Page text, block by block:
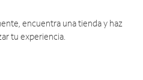
encuentra una tienda y haz
tu experiencia.